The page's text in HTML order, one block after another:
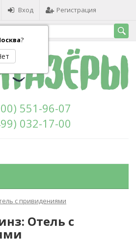
?
Вход Регистрация
551-96-07
032-17-00
с привидениями
Отель с